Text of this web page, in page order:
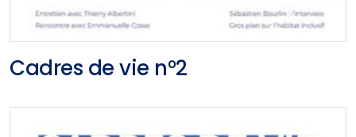
Cadres de vie n°2